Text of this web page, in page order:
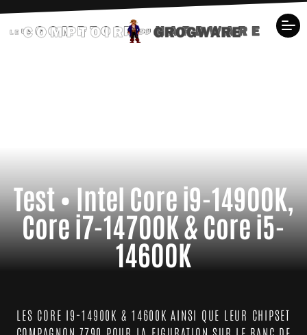
Test • Intel Core i9-14900K,
Core i7-14700K & Core i5-
14600K
LES CORE I9-14900K & 14600K AINSI QUE LEUR CHIPSET